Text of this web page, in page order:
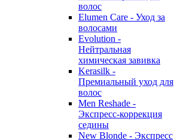
волос
Elumen Care - Уход за
волосами
Evolution -
Нейтральная
химическая завивка
Kerasilk -
Премиальный уход для
волос
Men Reshade -
Экспресс-коррекция
седины
New Blonde - Экспресс